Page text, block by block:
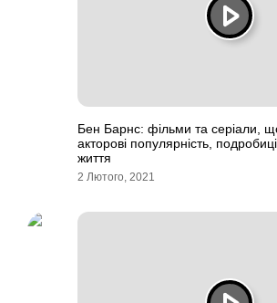
Бен Барнс: фільми та серіали,
акторові популярність,
життя
2 Лютого, 2021